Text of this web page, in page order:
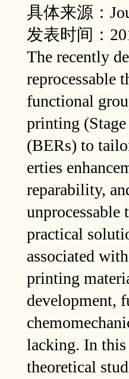
具体来源：
发表时间：
The recently
reprocessable
functional
printing
(BERs) to
erties
reparability,
unprocessable
practical
associated
printing
development,
lacking. In this
theoretical